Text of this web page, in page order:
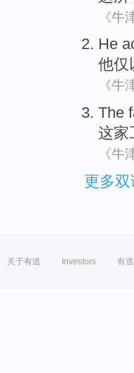
《牛
He
他仅
《牛
The
这家
《牛
更多
关于有道 Investors 有